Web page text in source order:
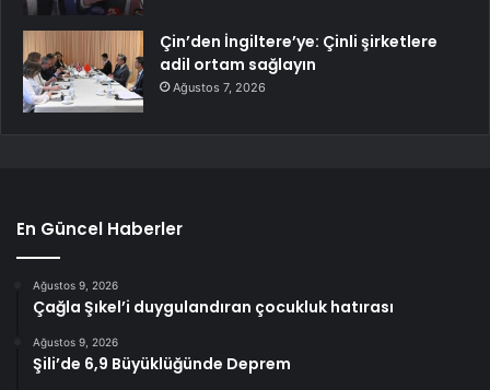
Çin’den İngiltere’ye: Çinli şirketlere
adil ortam sağlayın
Ağustos 7, 2026
En Güncel Haberler
Ağustos 9, 2026
Çağla Şıkel’i duygulandıran çocukluk hatırası
Ağustos 9, 2026
Şili’de 6,9 Büyüklüğünde Deprem